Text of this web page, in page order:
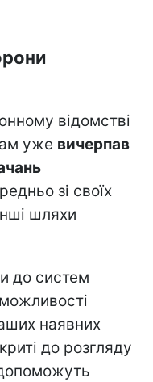
відомстві
уже вичерпав
зі своїх
шляхи
до систем
наявних
до розгляду